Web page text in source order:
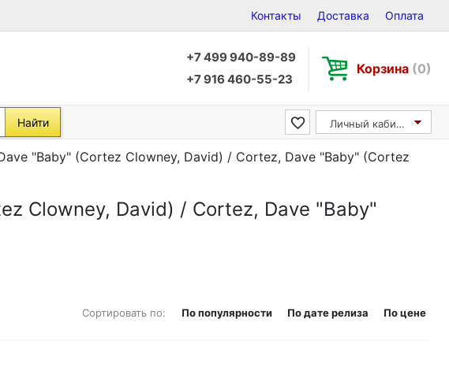
Контакты Доставка Оплата
+7 499 940-89-89
+7 916 460-55-23
Корзина (0)
Найти Личный кабинет
"Baby" (Cortez Clowney, David) / Cortez, Dave "Baby" (Cortez
Clowney, David) / Cortez, Dave "Baby"
Сортировать по: По популярности По дате релиза По цене